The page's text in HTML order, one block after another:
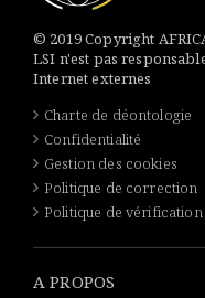
© 2019 Copyright
LSI n'est pas
Internet externes
Charte de déontologie
Confidentialité
Gestion des cookies
Politique de correction
Politique de
A PROPOS